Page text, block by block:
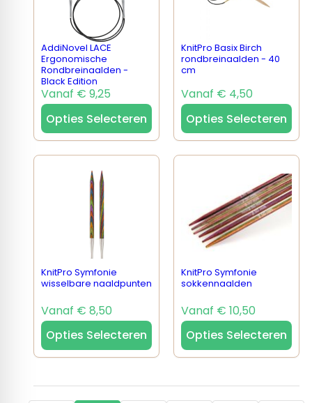
AddiNovel LACE
Ergonomische
Rondbreinaalden -
Black Edition
Vanaf € 9,25
Opties Selecteren
KnitPro Basix Birch
rondbreinaalden - 40
cm
Vanaf € 4,50
Opties Selecteren
KnitPro Symfonie
wisselbare naaldpunten
Vanaf € 8,50
Opties Selecteren
KnitPro Symfonie
sokkennaalden
Vanaf € 10,50
Opties Selecteren